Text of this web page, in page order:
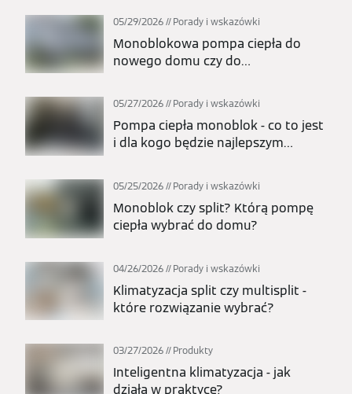
05/29/2026 Porady i wskazówki
Monoblokowa pompa ciepła do
nowego domu czy do
05/27/2026 Porady i wskazówki
Pompa ciepła monoblok - co to jest
i dla kogo będzie najlepszym
05/25/2026 Porady i wskazówki
Monoblok czy split? Którą pompę
ciepła wybrać do domu?
04/26/2026 Porady i wskazówki
Klimatyzacja split czy multisplit -
które rozwiązanie wybrać?
03/27/2026 Produkty
Inteligentna klimatyzacja - jak
działa w praktyce?